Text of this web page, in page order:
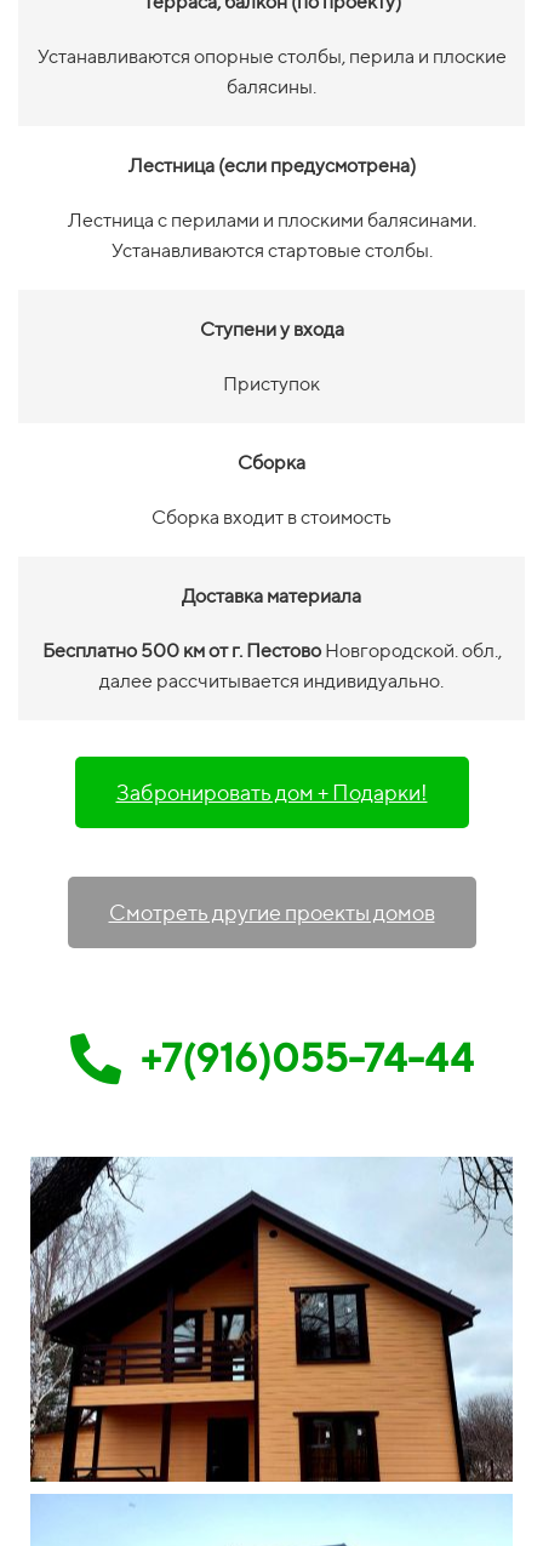
Устанавливаются опорные столбы, перила и плоские
балясины.
Лестница (если предусмотрена)
Лестница с перилами и плоскими балясинами.
Устанавливаются стартовые столбы.
Ступени у входа
Приступок
Сборка
Сборка входит в стоимость
Доставка материала
Бесплатно 500 км от г. ПестовоНовгородской. обл.,
далее рассчитывается индивидуально.
Забронировать дом + Подарки!
Смотреть другие проекты домов
+7(916)055-74-44